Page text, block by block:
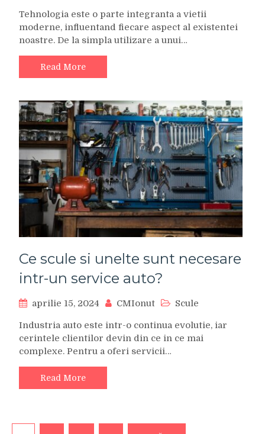
Tehnologia este o parte integranta a vietii
moderne, influentand fiecare aspect al existentei
noastre. De la simpla utilizare a unui…
Read More
Ce scule si unelte sunt necesare
intr-un service auto?
aprilie 15, 2024 CMIonut Scule
Industria auto este intr-o continua evolutie, iar
cerintele clientilor devin din ce in ce mai
complexe. Pentru a oferi servicii…
Read More